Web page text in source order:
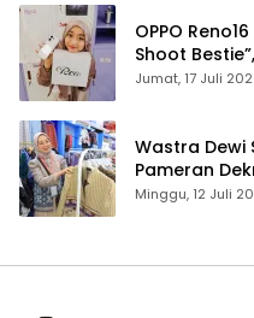
OPPO
Shoot
Betah
Jumat, 17 Juli
Wastra Dewi
Pameran
Pengunjung
Minggu, 12 Juli